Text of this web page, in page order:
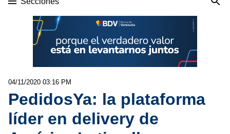
04/11/2020 03:16 PM
PedidosYa: la plataforma
líder en delivery de